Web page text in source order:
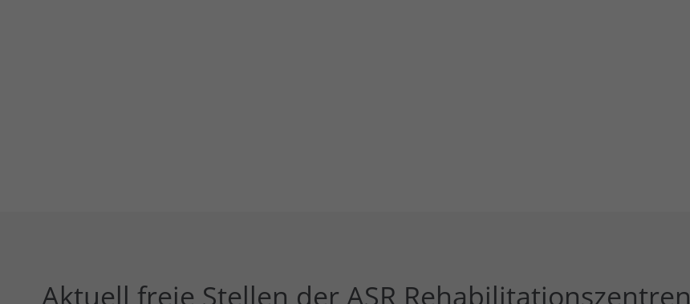
Aktuell freie Stellen der ASR Rehabilitationszentren